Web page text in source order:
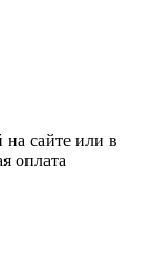
на сайте или в
оплата